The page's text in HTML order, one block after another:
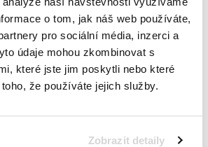
o tom, jak náš web používáte,
pro sociální média, inzerci a
údaje mohou zkombinovat s
které jste jim poskytli nebo které
že používáte jejich služby.
Zobrazit detaily